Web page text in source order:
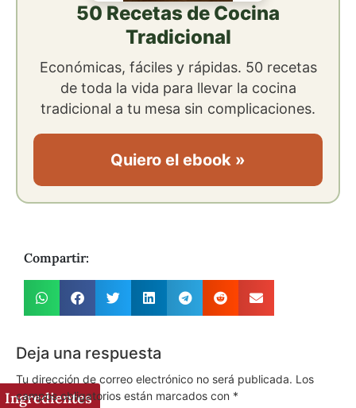
Ingredientes
50 Recetas de Cocina
Tradicional
Económicas, fáciles y rápidas. 50 recetas
de toda la vida para llevar la cocina
tradicional a tu mesa sin complicaciones.
Quiero el ebook »
Compartir:
Deja una respuesta
Tu dirección de correo electrónico no será publicada. Los
campos obligatorios están marcados con *